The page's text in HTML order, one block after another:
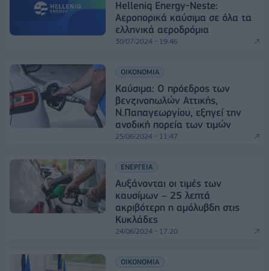
Helleniq Energy-Neste:
Αεροπορικά καύσιμα σε όλα τα
ελληνικά αεροδρόμια
30/07/2024 - 19:46
ΟΙΚΟΝΟΜΙΑ
Καύσιμα: Ο πρόεδρος των
βενζινοπωλών Αττικής,
Ν.Παπαγεωργίου, εξηγεί την
ανοδική πορεία των τιμών
25/06/2024 - 11:47
ΕΝΕΡΓΕΙΑ
Αυξάνονται οι τιμές των
καυσίμων – 25 λεπτά
ακριβότερη η αμόλυβδη στις
Κυκλάδες
24/06/2024 - 17:20
ΟΙΚΟΝΟΜΙΑ